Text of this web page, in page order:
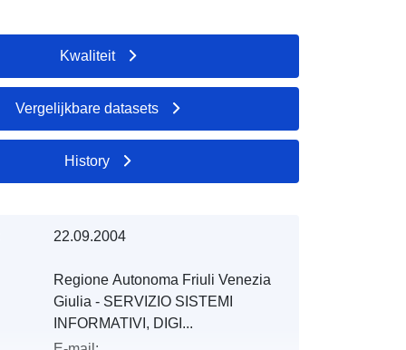
Kwaliteit
Vergelijkbare datasets
History
22.09.2004
Regione Autonoma Friuli Venezia
Giulia - SERVIZIO SISTEMI
INFORMATIVI, DIGI...